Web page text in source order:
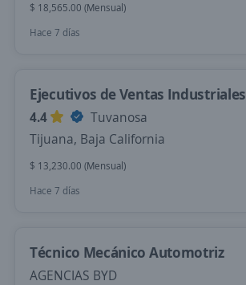
$ 18,565.00 (Mensual)
Hace 7 días
Ejecutivos de Ventas Industriales
4.4
Tuvanosa
Tijuana, Baja California
$ 13,230.00 (Mensual)
Hace 7 días
Técnico Mecánico Automotriz
AGENCIAS BYD